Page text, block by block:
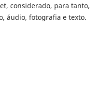
considerado, para tanto,
áudio, fotografia e texto.